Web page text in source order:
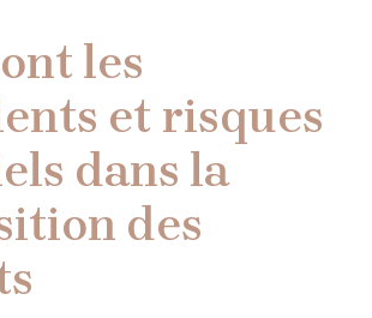
les
et risques
dans la
des